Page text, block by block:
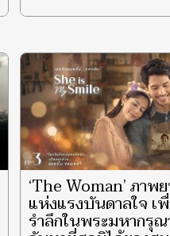
‘The Woman’ ภาพ
แห่งแรงบันดาลใจ เ
รำลึกในพระมหากรุ